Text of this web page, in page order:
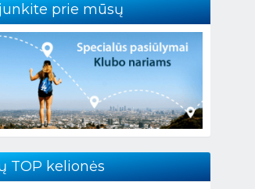
prie mūsų
TOP kelionės